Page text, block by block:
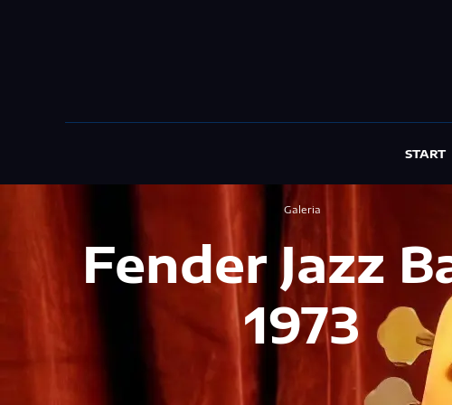
START
Galeria
Fender Jazz
1973